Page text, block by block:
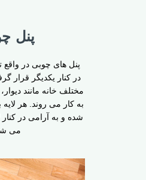
پنل
پنل های چوبی در
در کنار یکدیگر قرار
مختلف خانه مانند
به کار می روند. هر
شده و به آرامی در
می